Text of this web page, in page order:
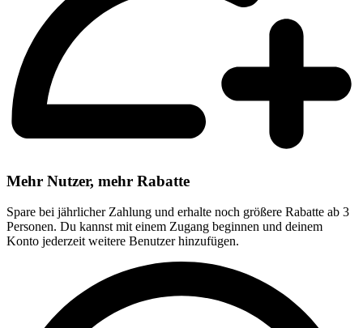
Mehr Nutzer, mehr Rabatte
Spare bei jährlicher Zahlung und erhalte noch größere Rabatte ab 3
Personen. Du kannst mit einem Zugang beginnen und deinem
Konto jederzeit weitere Benutzer hinzufügen.